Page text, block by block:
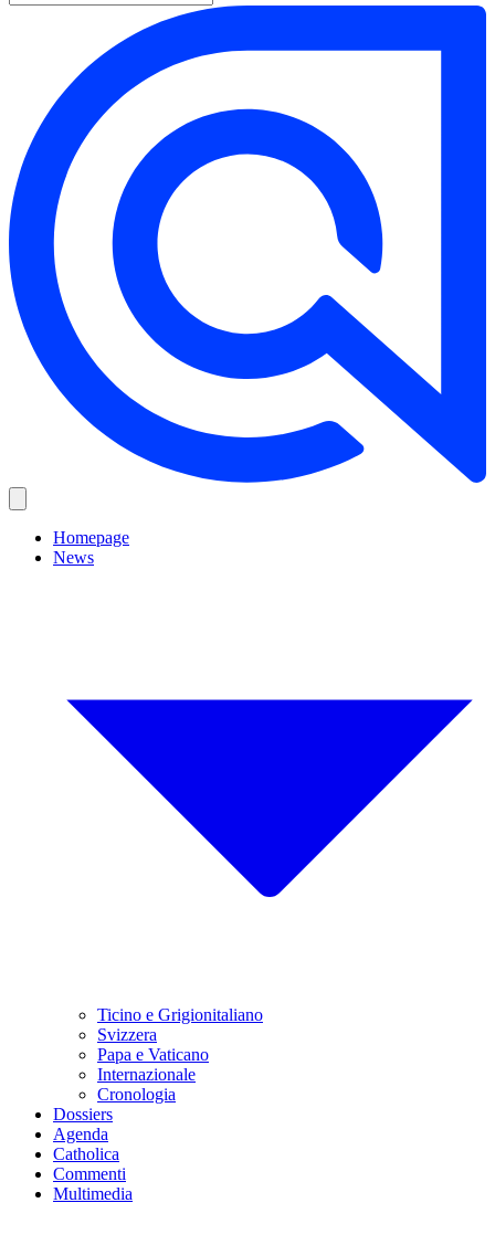
Homepage
News
Ticino e Grigionitaliano
Svizzera
Papa e Vaticano
Internazionale
Cronologia
Dossiers
Agenda
Catholica
Commenti
Multimedia